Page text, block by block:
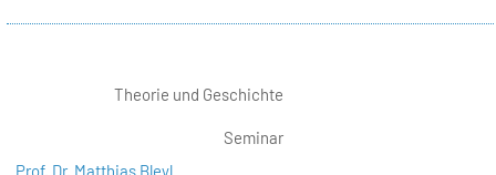
Theorie und Geschichte
Seminar
Prof. Dr. Matthias Bleyl